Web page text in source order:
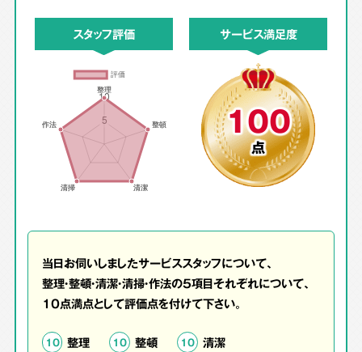
スタッフ評価 サービス満足度
100
点
当日お伺いしましたサービススタッフについて、
整理・整頓・清潔・清掃・作法の5項目それぞれについて、
10点満点として評価点を付けて下さい。
10 整理 10 整頓 10 清潔